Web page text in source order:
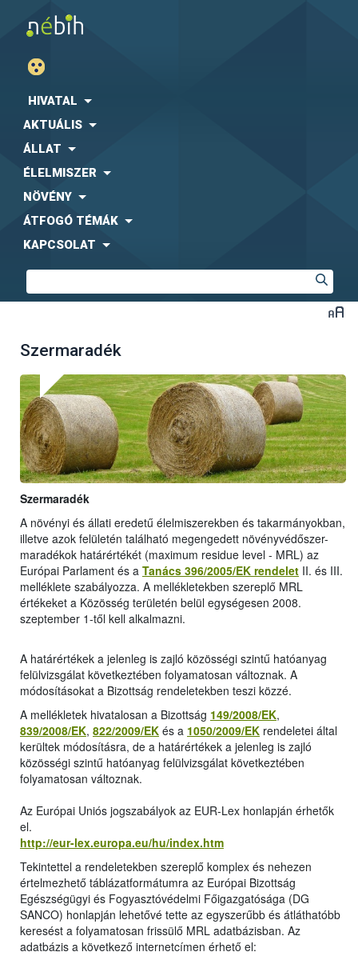
HIVATAL
AKTUÁLIS
ÁLLAT
ÉLELMISZER
NÖVÉNY
ÁTFOGÓ TÉMÁK
KAPCSOLAT
Szermaradék
Szermaradék
A növényi és állati eredetű élelmiszerekben és takarmányokban,
illetve azok felületén található megengedett növényvédőszer-
maradékok határértékét (maximum residue level - MRL) az
Európai Parlament és a Tanács 396/2005/EK rendelet II. és III.
melléklete szabályozza. A mellékletekben szereplő MRL
értékeket a Közösség területén belül egységesen 2008.
szeptember 1-től kell alkalmazni.
A határértékek a jelenleg is zajló közösségi szintű hatóanyag
felülvizsgálat következtében folyamatosan változnak. A
módosításokat a Bizottság rendeletekben teszi közzé.
A mellékletek hivatalosan a Bizottság 149/2008/EK,
839/2008/EK, 822/2009/EK és a 1050/2009/EK rendeletei által
kerültek módosításra, de a határértékek a jelenleg is zajló
közösségi szintű hatóanyag felülvizsgálat következtében
folyamatosan változnak.
Az Európai Uniós jogszabályok az EUR-Lex honlapján érhetők
el.
http://eur-lex.europa.eu/hu/index.htm
Tekintettel a rendeletekben szereplő komplex és nehezen
értelmezhető táblázatformátumra az Európai Bizottság
Egészségügyi és Fogyasztóvédelmi Főigazgatósága (DG
SANCO) honlapján lehetővé tette az egyszerűbb és átláthatóbb
keresést a folyamatosan frissülő MRL adatbázisban. Az
adatbázis a következő internetcímen érhető el: